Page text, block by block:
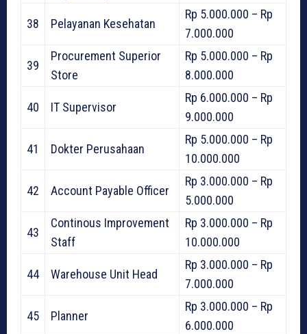
38 Pelayanan Kesehatan
Rp 5.000.000 – Rp
7.000.000
39
Procurement Superior
Store
Rp 5.000.000 – Rp
8.000.000
40 IT Supervisor
Rp 6.000.000 – Rp
9.000.000
41 Dokter Perusahaan
Rp 5.000.000 – Rp
10.000.000
42 Account Payable Officer
Rp 3.000.000 – Rp
5.000.000
43
Continous Improvement
Staff
Rp 3.000.000 – Rp
10.000.000
44 Warehouse Unit Head
Rp 3.000.000 – Rp
7.000.000
45 Planner
Rp 3.000.000 – Rp
6.000.000